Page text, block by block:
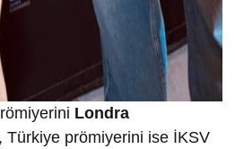
Londra
Türkiye prömiyerini ise İKSV